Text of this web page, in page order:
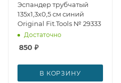
Эспандер трубчатый
135х1,3х0,5 см синий
Original Fit.Tools № 29333
Достаточно
850 ₽
В КОРЗИНУ